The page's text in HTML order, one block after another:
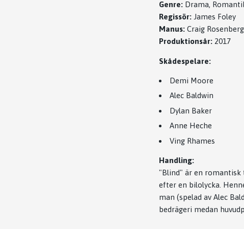
Genre: Drama,
Regissör: James Foley
Manus: Craig Rosenberg
Produktionsår: 2017
Skådespelare:
Demi Moore
Alec Baldwin
Dylan Baker
Anne Heche
Ving Rhames
Handling:
"Blind" är en romantisk
efter en bilolycka.
man (spelad av Alec
bedrägeri medan